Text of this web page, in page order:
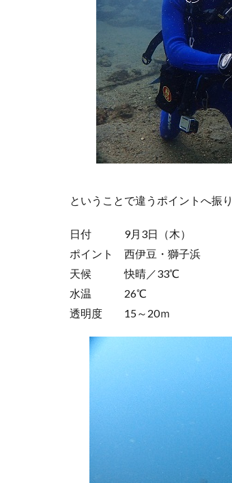
ということで違うポイントへ振
日付 9月3日（木）
ポイント 西伊豆・獅子浜
天候 快晴／33℃
水温 26℃
透明度 15～20ｍ